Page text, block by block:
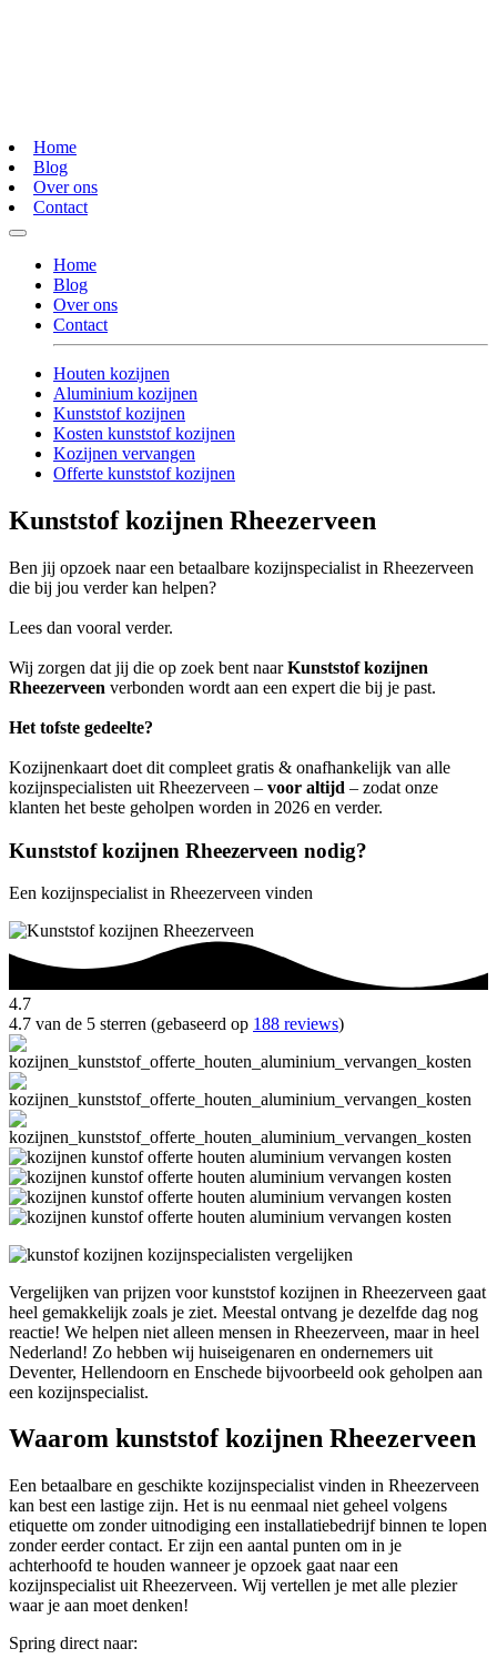
Home
Blog
Over ons
Contact
Home
Blog
Over ons
Contact
Houten kozijnen
Aluminium kozijnen
Kunststof kozijnen
Kosten kunststof kozijnen
Kozijnen vervangen
Offerte kunststof kozijnen
Kunststof kozijnen Rheezerveen
Ben jij opzoek naar een betaalbare kozijnspecialist in Rheezerveen
die bij jou verder kan helpen?
Lees dan vooral verder.
Wij zorgen dat jij die op zoek bent naarKunststof kozijnen
Rheezerveen verbonden wordt aan een expert die bij je past.
Het tofste gedeelte?
Kozijnenkaart doet dit compleet gratis & onafhankelijk van alle
kozijnspecialisten uit Rheezerveen – voor altijd – zodat onze
klanten het beste geholpen worden in 2026 en verder.
Kunststof kozijnen Rheezerveen nodig?
Een kozijnspecialist in Rheezerveen vinden
4.7
4.7 van de 5 sterren (gebaseerd op 188 reviews)
Vergelijken van prijzen voor kunststof kozijnen in Rheezerveen gaat
heel gemakkelijk zoals je ziet. Meestal ontvang je dezelfde dag nog
reactie! We helpen niet alleen mensen in Rheezerveen, maar in heel
Nederland! Zo hebben wij huiseigenaren en ondernemers uit
Deventer, Hellendoorn en Enschede bijvoorbeeld ook geholpen aan
een kozijnspecialist.
Waarom kunststof kozijnen Rheezerveen
Een betaalbare en geschikte kozijnspecialist vinden in Rheezerveen
kan best een lastige zijn. Het is nu eenmaal niet geheel volgens
etiquette om zonder uitnodiging een installatiebedrijf binnen te lopen
zonder eerder contact. Er zijn een aantal punten om in je
achterhoofd te houden wanneer je opzoek gaat naar een
kozijnspecialist uit Rheezerveen. Wij vertellen je met alle plezier
waar je aan moet denken!
Spring direct naar: